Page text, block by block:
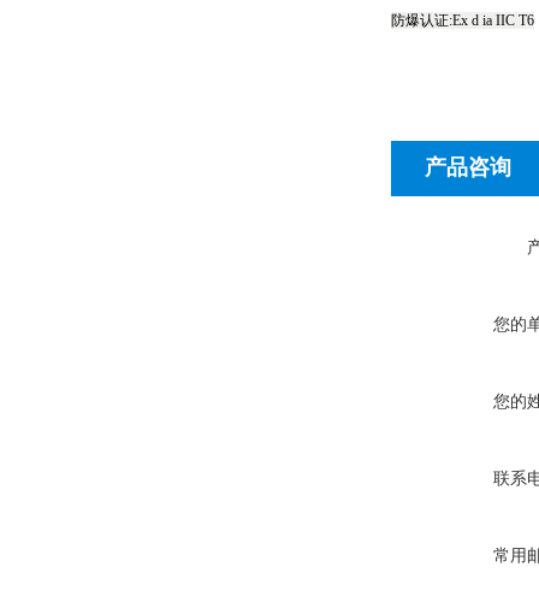
防爆认证:Ex d ia IIC T6
产品咨询
您的
您的
联系
常用